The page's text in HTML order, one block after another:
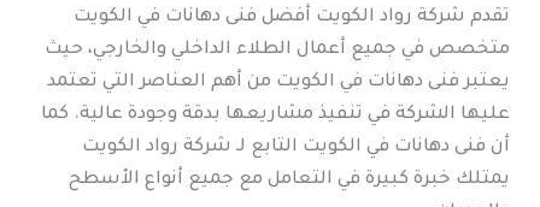
تقدم شركة رواد الكويت أفضل فنى دهانات في الكويت
متخصص في جميع أعمال الطلاء الداخلي والخارجي، حيث
يعتبر فنى دهانات في الكويت من أهم العناصر التي تعتمد
عليها الشركة في تنفيذ مشاريعها بدقة وجودة عالية. كما
أن فنى دهانات في الكويت التابع لـ شركة رواد الكويت
يمتلك خبرة كبيرة في التعامل مع جميع أنواع الأسطح